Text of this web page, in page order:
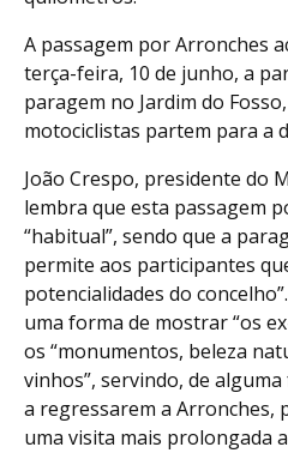
A passagem por Arronches
terça-feira, 10 de junho, a
paragem no Jardim do
motociclistas partem para a
João Crespo, presidente do
lembra que esta passagem
“habitual”, sendo que a
permite aos participantes
potencialidades do
uma forma de mostrar “os
os “monumentos, beleza
vinhos”, servindo, de
a regressarem a Arronches,
uma visita mais prolongada